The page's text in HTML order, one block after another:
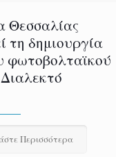
Θεσσαλίας
τη δημιουργία
φωτοβολταϊκού
Περισσότερα